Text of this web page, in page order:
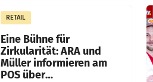
erwirtschaftet, was einem Plus
von 3,8 Prozent gegenüber
dem Vergleichszeitraum
RETAIL
Eine Bühne für
Zirkularität: ARA und
Müller informieren am
POS über